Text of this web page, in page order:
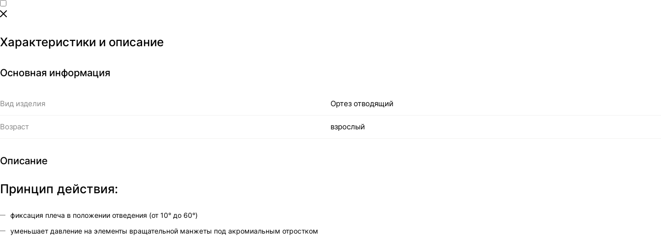
Характеристики и описание
Основная информация
Вид изделия Ортез отводящий
Возраст взрослый
Описание
Принцип действия:
фиксация плеча в положении отведения (от 10° до 60°)
уменьшает давление на элементы вращательной манжеты под акромиальным отростком